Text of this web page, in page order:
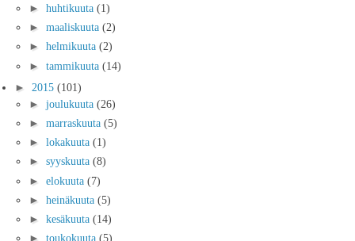
► huhtikuuta (1)
► maaliskuuta (2)
► helmikuuta (2)
► tammikuuta (14)
► 2015 (101)
► joulukuuta (26)
► marraskuuta (5)
► lokakuuta (1)
► syyskuuta (8)
► elokuuta (7)
► heinäkuuta (5)
► kesäkuuta (14)
► toukokuuta (5)